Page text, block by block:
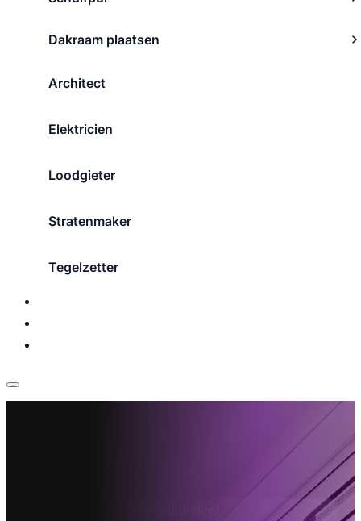
Dakraam plaatsen
Architect
Elektricien
Loodgieter
Stratenmaker
Tegelzetter